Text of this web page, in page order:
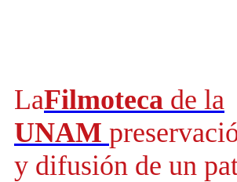
LaFilmoteca de la
UNAM
y difusión de un